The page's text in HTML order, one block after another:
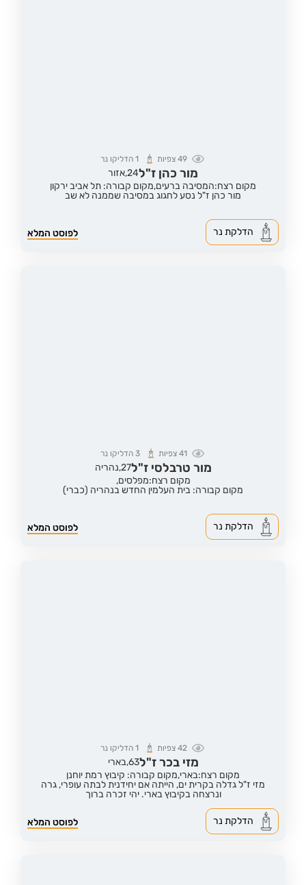
49צפיות 1 הדליקו נר
מור כהן ז"ל24,אזור
מקום רצח:המסיבה ברעים,מקום קבורה: תל אביב ירקון
מור כהן ז"ל נסע לחגוג במסיבה שממנה לא שב
לפוסט המלא הדלקת נר
41צפיות 3 הדליקו נר
מור טרבלסי ז"ל27, נהריה
מקום רצח:מפלסים,
מקום קבורה: בית העלמין החדש בנהריה (כברי)
לפוסט המלא הדלקת נר
42צפיות 1 הדליקו נר
מזי בכר ז"ל63,בארי
מקום רצח:בארי,מקום קבורה: קיבוץ רמת יוחנן
מזי ז"ל גדלה בקרית ים, הייתה אם יחידנית לבתה עופרי, גרה
ונרצחה בקיבוץ בארי. יהי זכרה ברוך
לפוסט המלא הדלקת נר